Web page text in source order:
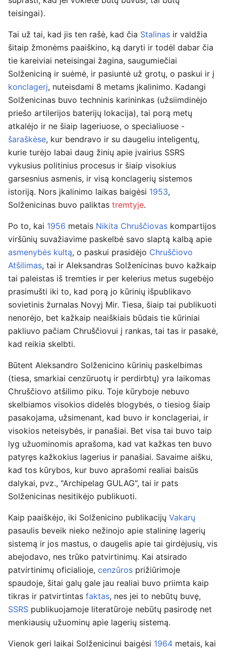
teisingai).
Tai už tai, kad jis ten rašė, kad čia Stalinas ir valdžia
šitaip žmonėms paaiškino, ką daryti ir todėl dabar čia
tie kareiviai neteisingai žagina, saugumiečiai
Solženiciną ir suėmė, ir pasiuntė už grotų, o paskui ir į
konclagerį, nuteisdami 8 metams įkalinimo. Kadangi
Solženicinas buvo techninis karininkas (užsiimdinėjo
priešo artilerijos baterijų lokacija), tai porą metų
atkalėjo ir ne šiaip lageriuose, o specialiuose -
šaraškėse, kur bendravo ir su daugeliu inteligentų,
kurie turėjo labai daug žinių apie įvairius SSRS
vykusius politinius procesus ir šiaip visokius
garsesnius asmenis, ir visą konclagerių sistemos
istoriją. Nors įkalinimo laikas baigėsi 1953,
Solženicinas buvo paliktas tremtyje.
Po to, kai 1956 metais Nikita Chruščiovas kompartijos
viršūnių suvažiavime paskelbė savo slaptą kalbą apie
asmenybės kultą, o paskui prasidėjo Chruščiovo
Atšilimas, tai ir Aleksandras Solženicinas buvo kažkaip
tai paleistas iš tremties ir per kelerius metus sugebėjo
prasimušti iki to, kad porą jo kūrinių išpublikavo
sovietinis žurnalas Novyj Mir. Tiesa, šiaip tai publikuoti
nenorėjo, bet kažkaip neaiškiais būdais tie kūriniai
pakliuvo pačiam Chruščiovui į rankas, tai tas ir pasakė,
kad reikia skelbti.
Būtent Aleksandro Solženicino kūrinių paskelbimas
(tiesa, smarkiai cenzūruotų ir perdirbtų) yra laikomas
Chruščiovo atšilimo piku. Toje kūryboje nebuvo
skelbiamos visokios didelės blogybės, o tiesiog šiaip
pasakojama, užsimenant, kad buvo ir konclageriai, ir
visokios neteisybės, ir panašiai. Bet visa tai buvo taip
lyg užuominomis aprašoma, kad vat kažkas ten buvo
patyręs kažkokius lagerius ir panašiai. Savaime aišku,
kad tos kūrybos, kur buvo aprašomi realiai baisūs
dalykai, pvz., "Archipelag GULAG", tai ir pats
Solženicinas nesitikėjo publikuoti.
Kaip paaiškėjo, iki Solženicino publikacijų Vakarų
pasaulis beveik nieko nežinojo apie stalininę lagerių
sistemą ir jos mastus, o daugelis apie tai girdėjusių, vis
abejodavo, nes trūko patvirtinimų. Kai atsirado
patvirtinimų oficialioje, cenzūros prižiūrimoje
spaudoje, šitai galų gale jau realiai buvo priimta kaip
tikras ir patvirtintas faktas, nes jei to nebūtų buvę,
SSRS publikuojamoje literatūroje nebūtų pasirodę net
menkiausių užuominų apie lagerių sistemą.
Vienok geri laikai Solženicinui baigėsi 1964 metais, kai